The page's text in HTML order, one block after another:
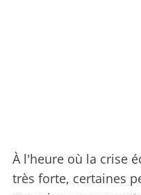
À l'heure où la crise
très forte, certaines